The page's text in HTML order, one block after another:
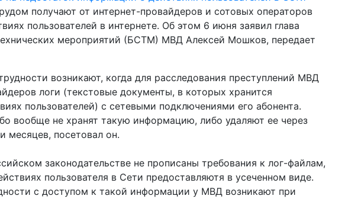
получают от интернет-провайдеров и сотовых операторов
пользователей в интернете. Об этом 6 июня заявил глава
мероприятий (БСТМ) МВД Алексей Мошков, передает
возникают, когда для расследования преступлений МВД
логи (текстовые документы, в которых хранится
пользователей) с сетевыми подключениями его абонента.
вообще не хранят такую информацию, либо удаляют ее через
месяцев, посетовал он.
законодательстве не прописаны требования к лог-файлам,
пользователя в Сети предоставляютя в усеченном виде.
с доступом к такой информации у МВД возникают при